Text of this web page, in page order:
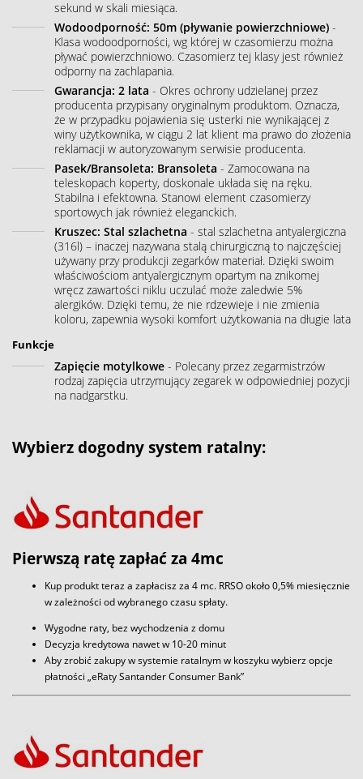
sekund w skali miesiąca.
Wodoodporność: 50m (pływanie powierzchniowe) -
Klasa wodoodporności, wg której w czasomierzu można
pływać powierzchniowo. Czasomierz tej klasy jest również
odporny na zachlapania.
Gwarancja: 2 lata - Okres ochrony udzielanej przez
producenta przypisany oryginalnym produktom. Oznacza,
że w przypadku pojawienia się usterki nie wynikającej z
winy użytkownika, w ciągu 2 lat klient ma prawo do złożenia
reklamacji w autoryzowanym serwisie producenta.
Pasek/Bransoleta: Bransoleta - Zamocowana na
teleskopach koperty, doskonale układa się na ręku.
Stabilna i efektowna. Stanowi element czasomierzy
sportowych jak również eleganckich.
Kruszec: Stal szlachetna - stal szlachetna antyalergiczna
(316l) – inaczej nazywana stalą chirurgiczną to najczęściej
używany przy produkcji zegarków materiał. Dzięki swoim
właściwościom antyalergicznym opartym na znikomej
wręcz zawartości niklu uczulać może zaledwie 5%
alergików. Dzięki temu, że nie rdzewieje i nie zmienia
koloru, zapewnia wysoki komfort użytkowania na długie lata
Funkcje
Zapięcie motylkowe - Polecany przez zegarmistrzów
rodzaj zapięcia utrzymujący zegarek w odpowiedniej pozycji
na nadgarstku.
Wybierz dogodny system ratalny:
Pierwszą ratę zapłać za 4mc
Kup produkt teraz a zapłacisz za 4 mc. RRSO około 0,5% miesięcznie
w zależności od wybranego czasu spłaty.
Wygodne raty, bez wychodzenia z domu
Decyzja kredytowa nawet w 10-20 minut
Aby zrobić zakupy w systemie ratalnym w koszyku wybierz opcje
płatności „eRaty Santander Consumer Bank”